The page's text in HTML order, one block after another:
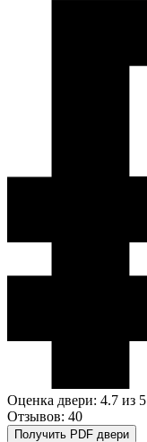
Оценка двери: 4.7 из 5
Отзывов: 40
Получить PDF двери